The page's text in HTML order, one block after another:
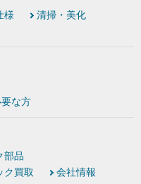
様
清掃・美化
な方
部品
ク買取 会社情報